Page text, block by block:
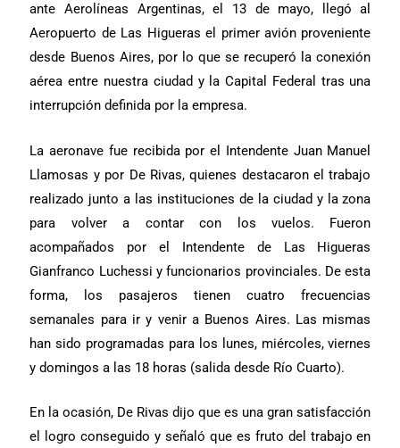
ante Aerolíneas Argentinas, el 13 de mayo, llegó al
Aeropuerto de Las Higueras el primer avión proveniente
desde Buenos Aires, por lo que se recuperó la conexión
aérea entre nuestra ciudad y la Capital Federal tras una
interrupción definida por la empresa.
La aeronave fue recibida por el Intendente Juan Manuel
Llamosas y por De Rivas, quienes destacaron el trabajo
realizado junto a las instituciones de la ciudad y la zona
para volver a contar con los vuelos. Fueron
acompañados por el Intendente de Las Higueras
Gianfranco Luchessi y funcionarios provinciales. De esta
forma, los pasajeros tienen cuatro frecuencias
semanales para ir y venir a Buenos Aires. Las mismas
han sido programadas para los lunes, miércoles, viernes
y domingos a las 18 horas (salida desde Río Cuarto).
En la ocasión, De Rivas dijo que es una gran satisfacción
el logro conseguido y señaló que es fruto del trabajo en